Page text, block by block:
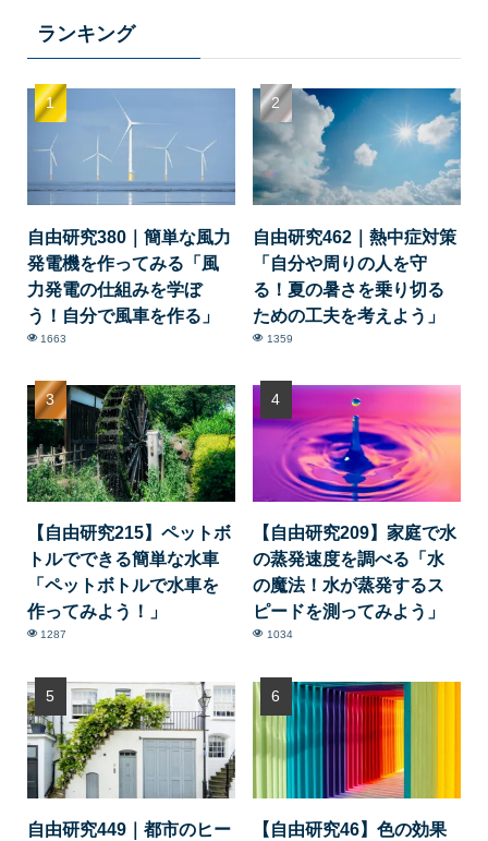
ランキング
自由研究380｜簡単な風力
発電機を作ってみる「風
力発電の仕組みを学ぼ
う！自分で風車を作る」
1663
自由研究462｜熱中症対策
「自分や周りの人を守
る！夏の暑さを乗り切る
ための工夫を考えよう」
1359
【自由研究215】ペットボ
トルでできる簡単な水車
「ペットボトルで水車を
作ってみよう！」
1287
【自由研究209】家庭で水
の蒸発速度を調べる「水
の魔法！水が蒸発するス
ピードを測ってみよう」
1034
自由研究449｜都市のヒー
【自由研究46】色の効果